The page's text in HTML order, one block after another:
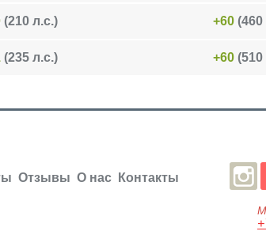
(210 л.с.) +60
(235 л.с.) +60
Отзывы О нас Контакты